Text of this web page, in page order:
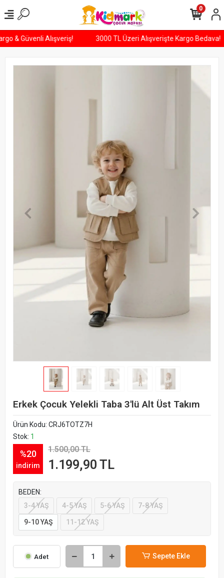
& Güvenli Alışveriş! 3000 TL Üzeri Alışverişte Kargo
0
Erkek Çocuk Yelekli Taba 3'lü Alt Üst Takım
Ürün Kodu: CRJ6TOTZ7H
Stok: 1
%20
indirim
1.500,00 TL
1.199,90 TL
BEDEN:
3-4 YAŞ
4-5 YAŞ 5-6 YAŞ 7-8 YAŞ
9-10 YAŞ 11-12 YAŞ
Adet Sepete Ekle